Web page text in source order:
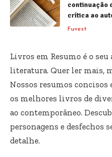
continuação
crítica ao
Fuvest
Livros em Resumo é o
literatura. Quer ler mais,
Nossos resumos
os melhores livros de
ao contemporâneo.
personagens e desfechos
detalhe.